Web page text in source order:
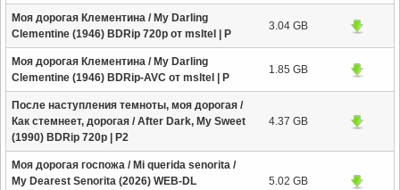
Моя дорогая Клементина / My Darling
Clementine (1946) BDRip 720p от msltel | P
3.04 GB
Моя дорогая Клементина / My Darling
Clementine (1946) BDRip-AVC от msltel | P
1.85 GB
После наступления темноты, моя дорогая /
Как стемнеет, дорогая / After Dark, My Sweet
(1990) BDRip 720p | P2
4.37 GB
Моя дорогая госпожа / Mi querida senorita /
My Dearest Senorita (2026) WEB-DL
5.02 GB